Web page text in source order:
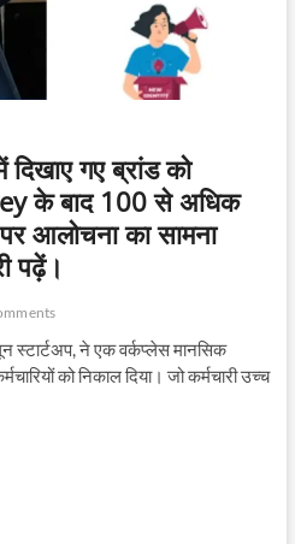
गए ब्रांड को
के बाद 100 से अधिक
आलोचना का सामना
पढ़ें।
स्टार्टअप, ने एक वर्कप्लेस मानसिक
को निकाल दिया। जो कर्मचारी उच्च